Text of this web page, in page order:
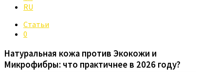
RU
Статьи
0
Натуральная кожа против Экокожи и
Микрофибры: что практичнее в 2026 году?